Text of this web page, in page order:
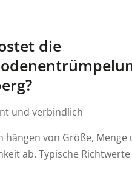
die
und verbindlich
hängen von Größe, Menge
ab. Typische